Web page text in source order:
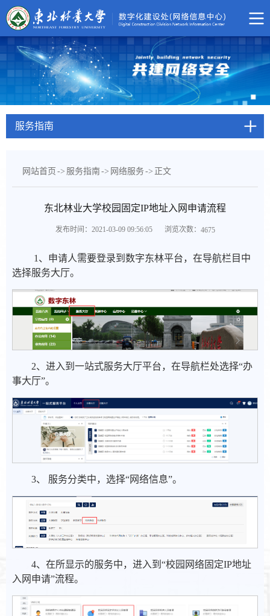
服务指南
网站首页 -> 服务指南-> 网络服务-> 正文
东北林业大学校园固定IP地址入网申请流程
发布时间：2021-03-09 09:56:05 浏览次数： 4675
1、申请人需要登录到数字东林平台，在导航栏目中
选择服务大厅。
2、进入到一站式服务大厅平台，在导航栏处选择“办
事大厅”。
3、 服务分类中，选择“网络信息”。
4、在所显示的服务中，进入到“校园网络固定IP地址
入网申请”流程。